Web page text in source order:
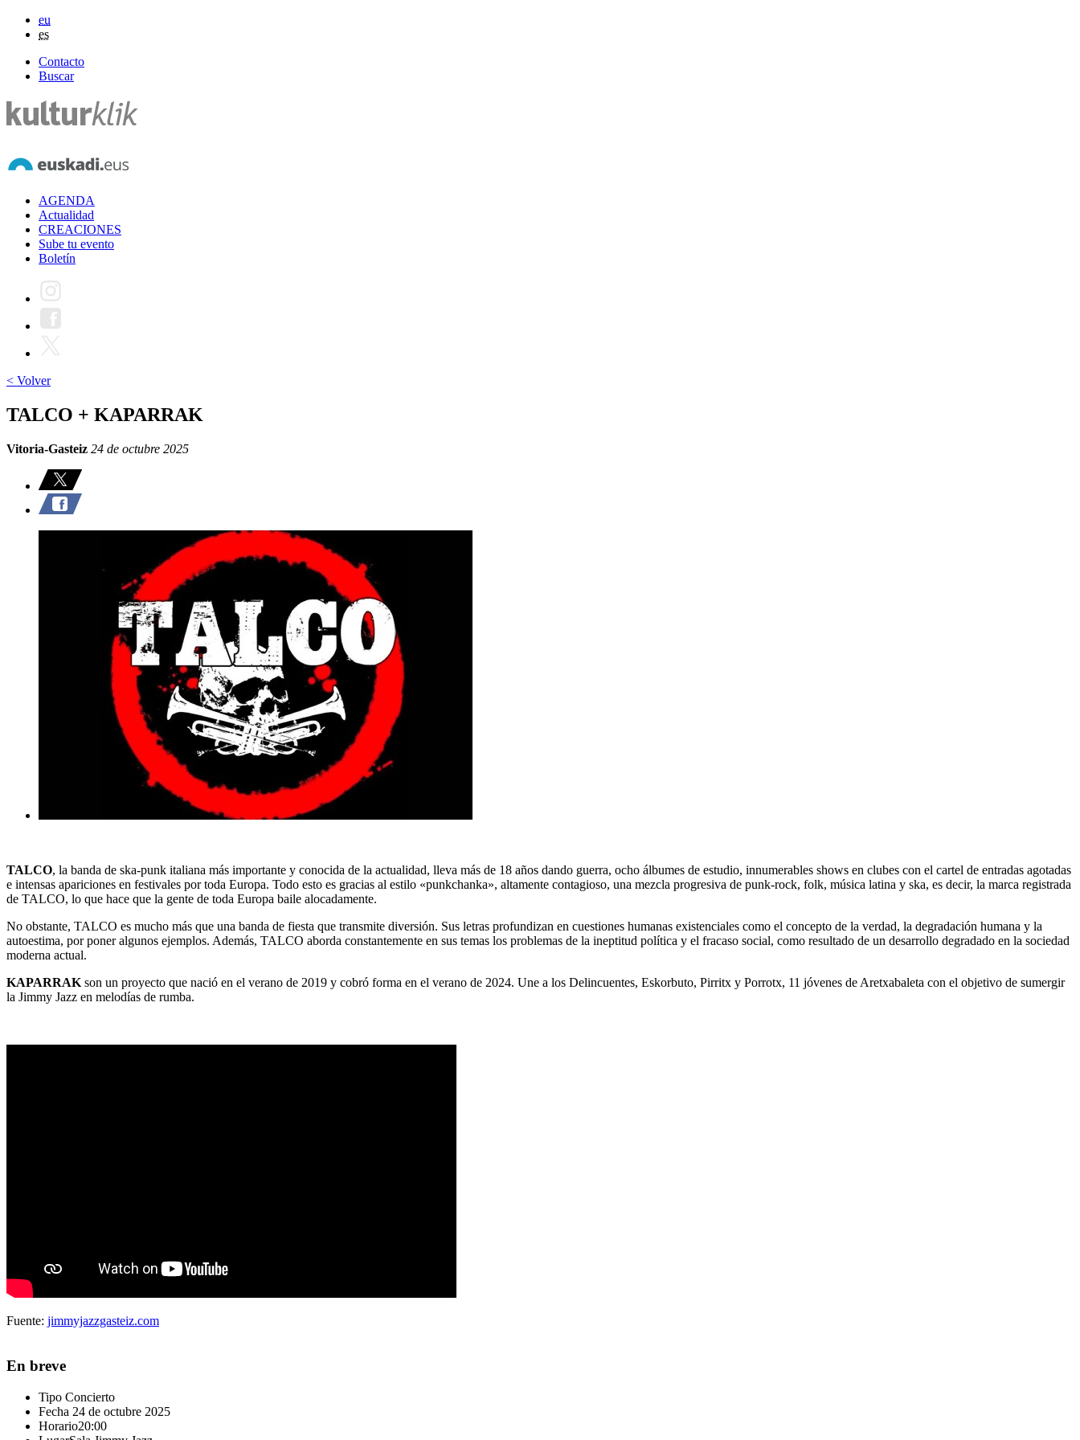
eu
es
Contacto
Buscar
AGENDA
Actualidad
CREACIONES
Sube tu evento
Boletín
< Volver
TALCO + KAPARRAK
Vitoria-Gasteiz 24 de octubre 2025
TALCO, la banda de ska-punk italiana más importante y conocida de la actualidad, lleva más de 18 años dando guerra, ocho álbumes de estudio, innumerables shows en clubes con el cartel de entradas agotadas
e intensas apariciones en festivales por toda Europa. Todo esto es gracias al estilo «punkchanka», altamente contagioso, una mezcla progresiva de punk-rock, folk, música latina y ska, es decir, la marca registrada
de TALCO, lo que hace que la gente de toda Europa baile alocadamente.
No obstante, TALCO es mucho más que una banda de fiesta que transmite diversión. Sus letras profundizan en cuestiones humanas existenciales como el concepto de la verdad, la degradación humana y la
autoestima, por poner algunos ejemplos. Además, TALCO aborda constantemente en sus temas los problemas de la ineptitud política y el fracaso social, como resultado de un desarrollo degradado en la sociedad
moderna actual.
KAPARRAK son un proyecto que nació en el verano de 2019 y cobró forma en el verano de 2024. Une a los Delincuentes, Eskorbuto, Pirritx y Porrotx, 11 jóvenes de Aretxabaleta con el objetivo de sumergir
la Jimmy Jazz en melodías de rumba.
Fuente: jimmyjazzgasteiz.com
En breve
Tipo Concierto
Fecha 24 de octubre 2025
Horario20:00